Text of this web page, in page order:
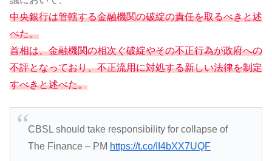
中央銀行は管轄する金融機関の破綻の責任を取るべきと述
べた。
首相は、金融機関の相次ぐ破綻やその不正行為が政府への
不評となっており、不正流用に対処する新しい法律を制定
すべきと述べた。
CBSL should take responsibility for collapse of
The Finance – PM https://t.co/II4bXX7UQF